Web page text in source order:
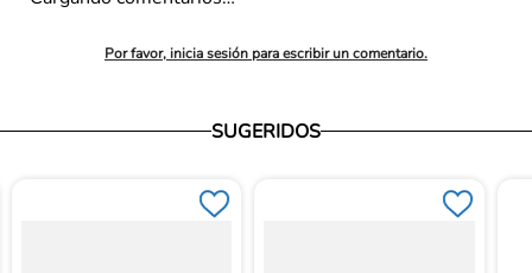
Por favor, inicia sesión para escribir un comentario.
SUGERIDOS